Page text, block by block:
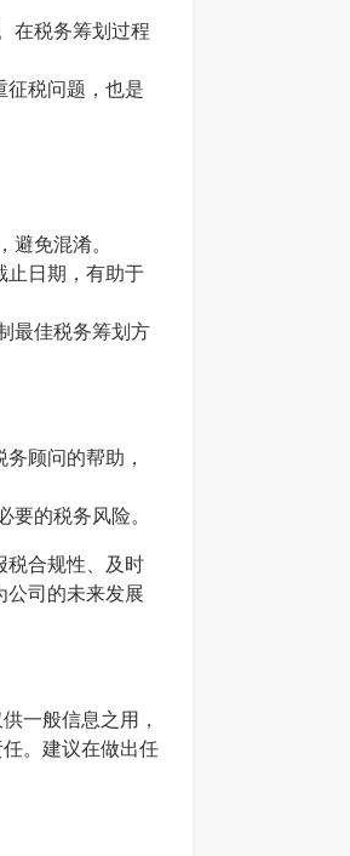
在税务筹划过程
征税问题，也是
免混淆。
止日期，有助于
最佳税务筹划方
顾问的帮助，
的税务风险。
税合规性、及时
公司的未来发展
一般信息之用，
。建议在做出任